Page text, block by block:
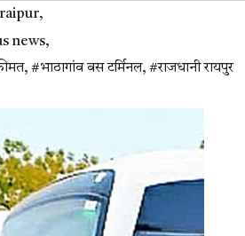
,
news,
, #भाठागांव बस टर्मिनल, #राजधानी रायपुर